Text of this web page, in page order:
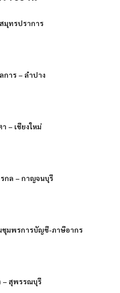
ร – สมุทรปราการ
สมฤทธิ์กลการ – ลำปาง
เบ็นซ์ตุ๊กตา – เชียงใหม่
นิวัฒน์จักรกล – กาญจนบุรี
ชุมพรการบัญชี-ภาษีอากร
เสมาทอง – สุพรรณบุรี